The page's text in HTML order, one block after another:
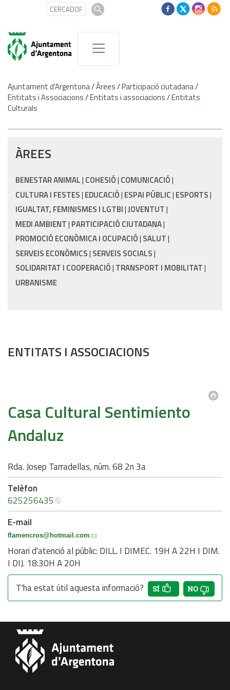
Ajuntament d'Argentona/Àrees/Participació ciutadana/
Entitats i Associacions/Entitats i associacions/Entitats
Culturals
ÀREES
BENESTAR ANIMAL COHESIÓ COMUNICACIÓ
CULTURA I FESTES EDUCACIÓ ESPAI PÚBLIC ESPORTS
IGUALTAT, FEMINISMES I LGTBI JOVENTUT
MEDI AMBIENT PARTICIPACIÓ CIUTADANA
PROMOCIÓ ECONÒMICA I OCUPACIÓ SALUT
SERVEIS ECONÒMICS SERVEIS SOCIALS
SOLIDARITAT I COOPERACIÓ TRANSPORT I MOBILITAT
URBANISME
ENTITATS I ASSOCIACIONS
Casa Cultural Sentimiento
Andaluz
Rda. Josep Tarradellas, núm. 68 2n 3a
Telèfon
625256435
E-mail
flamencros@hotmail.com
Horari d'atenció al públic: DILL. I DIMEC. 19H A 22H I DIM.
I DIJ. 18:30H A 20H
T'ha estat útil aquesta informació?